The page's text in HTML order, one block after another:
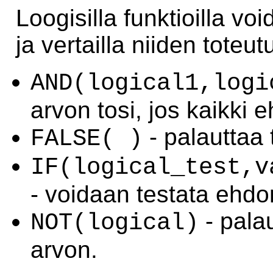
Loogisilla funktioilla
ja vertailla niiden
arvon tosi, jos kaikki
FALSE( ) - palauttaa
- voidaan testata
NOT(logical) -
arvon.